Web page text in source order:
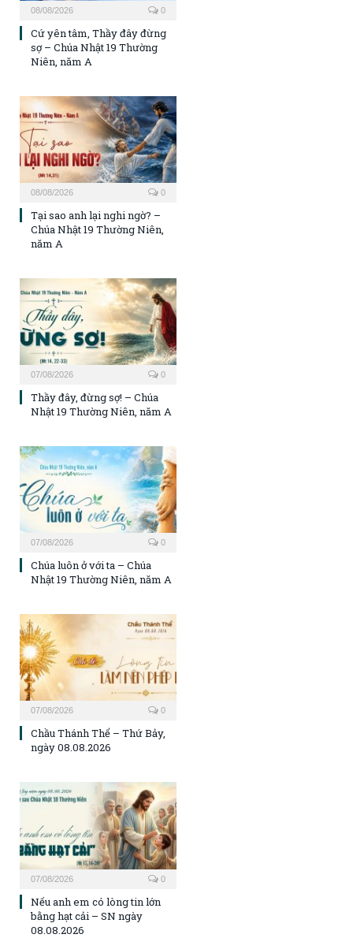
08/08/2026 0
Cứ yên tâm, Thầy đây đừng
sợ – Chúa Nhật 19 Thường
Niên, năm A
08/08/2026 0
Tại sao anh lại nghi ngờ? –
Chúa Nhật 19 Thường Niên,
năm A
07/08/2026 0
Thầy đây, đừng sợ! – Chúa
Nhật 19 Thường Niên, năm A
07/08/2026 0
Chúa luôn ở với ta – Chúa
Nhật 19 Thường Niên, năm A
07/08/2026 0
Chầu Thánh Thể – Thứ Bảy,
ngày 08.08.2026
07/08/2026 0
Nếu anh em có lòng tin lớn
bằng hạt cải – SN ngày
08.08.2026